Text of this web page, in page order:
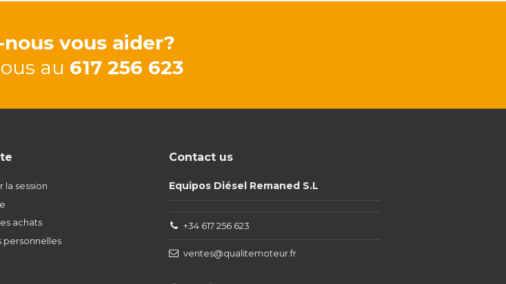
vous aider?
au 617 256 623
la session
achats
personnelles
Contact us
Equipos Diésel Remaned S.L
+34 617 256 623
ventes@qualitemoteur.fr